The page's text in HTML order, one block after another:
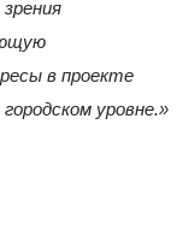
в проекте
уровне.»